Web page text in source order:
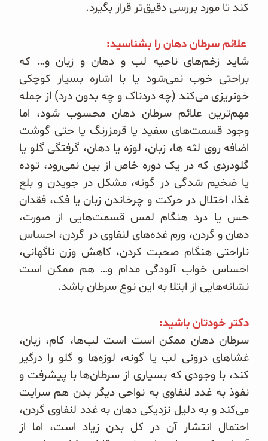
کند تا مورد بررسی دقیق‌تر قرار بگیرد.
علائم سرطان دهان را بشناسید:
شاید زخم‌های ناحیه لب و دهان و زبان و… که
براحتی خوب نمی‌شود یا با اشاره بسیار کوچکی
خونریزی می‌کند (چه دردناک و چه بدون درد) از جمله
مهم‌ترین علائم سرطان دهان محسوب شود، اما
وجود قسمت‌های سفید یا قرمزرنگ یا حتی گوشت
اضافه روی لثه ها، زبان، لوزه یا دهان، گرفتگی گلو یا
گلودردی که در یک دوره خاص از بین نمی‌رود، توده
یا ضخیم شدگی در گونه، مشکل در جویدن و بلع
غذا، اختلال در حرکت و چرخاندن زبان یا فک، فقدان
حس یا درد هنگام لمس قسمت‌هایی از صورت،
دهان و گردن، ورم غده‌های لنفاوی در گردن، احساس
ناراحتی هنگام صحبت کردن، کاهش وزن ناگهانی،
احساس خواب آلودگی مدام و… هم ممکن است
نشانه‌هایی از ابتلا به این نوع سرطان باشد.
دکتر خودتان باشید:
سرطان دهان ممکن است است لب‌ها، کام، زبان،
غشاهای درونی لب یا گونه، لوزه‌ها و گلو را درگیر
کند، با وجودی که بسیاری از سرطان‌ها با پیشرفت و
نفوذ به غدد لنفاوی به نواحی دیگر بدن هم سرایت
می‌کند و به دلیل نزدیکی دهان به غدد لنفاوی گردن،
احتمال انتشار آن در کل بدن زیاد است، اما از